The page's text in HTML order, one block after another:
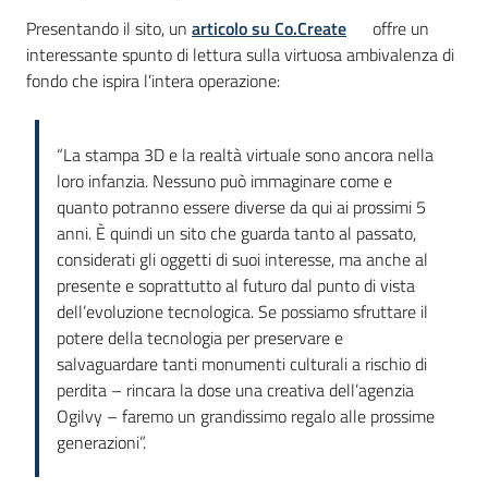
Presentando il sito, un articolo su Co.Create
offre un
interessante spunto di lettura sulla virtuosa ambivalenza di
fondo che ispira l’intera operazione:
“La stampa 3D e la realtà virtuale sono ancora nella
loro infanzia. Nessuno può immaginare come e
quanto potranno essere diverse da qui ai prossimi 5
anni. È quindi un sito che guarda tanto al passato,
considerati gli oggetti di suoi interesse, ma anche al
presente e soprattutto al futuro dal punto di vista
dell’evoluzione tecnologica. Se possiamo sfruttare il
potere della tecnologia per preservare e
salvaguardare tanti monumenti culturali a rischio di
perdita – rincara la dose una creativa dell’agenzia
Ogilvy – faremo un grandissimo regalo alle prossime
generazioni”.